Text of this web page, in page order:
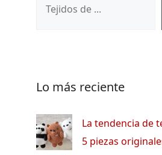
Lo más reciente
La tendencia de
5 piezas